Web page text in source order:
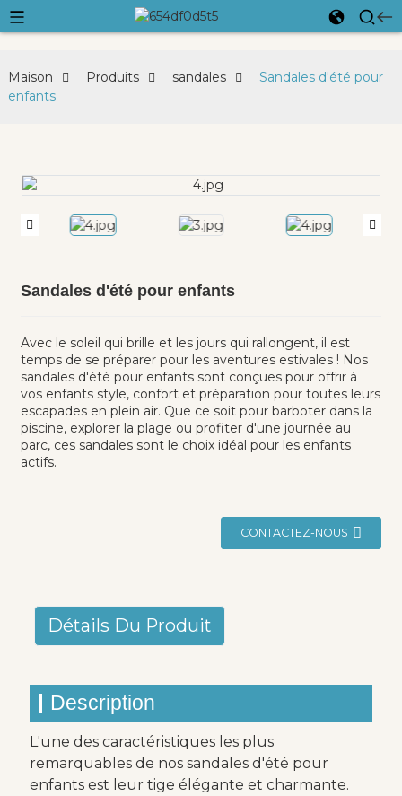
Maison Produits sandales
Sandales d'été pour
enfants
Sandales d'été pour enfants
Avec le soleil qui brille et les jours qui rallongent, il est
temps de se préparer pour les aventures estivales ! Nos
sandales d'été pour enfants sont conçues pour offrir à
vos enfants style, confort et préparation pour toutes leurs
escapades en plein air. Que ce soit pour barboter dans la
piscine, explorer la plage ou profiter d'une journée au
parc, ces sandales sont le choix idéal pour les enfants
actifs.
CONTACTEZ-NOUS
Détails Du Produit
Description
L'une des caractéristiques les plus
remarquables de nos sandales d'été pour
enfants est leur tige élégante et charmante.